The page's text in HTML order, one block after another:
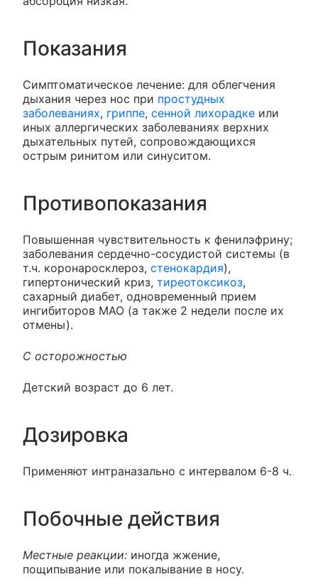
Показания
Симптоматическое лечение: для облегчения
дыхания через нос при простудных
заболеваниях, гриппе, сенной лихорадке или
иных аллергических заболеваниях верхних
дыхательных путей, сопровождающихся
острым ринитом или синуситом.
Противопоказания
Повышенная чувствительность к фенилэфрину;
заболевания сердечно-сосудистой системы (в
т.ч. коронаросклероз, стенокардия),
гипертонический криз, тиреотоксикоз,
сахарный диабет, одновременный прием
ингибиторов МАО (а также 2 недели после их
отмены).
С осторожностью
Детский возраст до 6 лет.
Дозировка
Применяют интраназально с интервалом 6-8 ч.
Побочные действия
Местные реакции: иногда жжение,
пощипывание или покалывание в носу.